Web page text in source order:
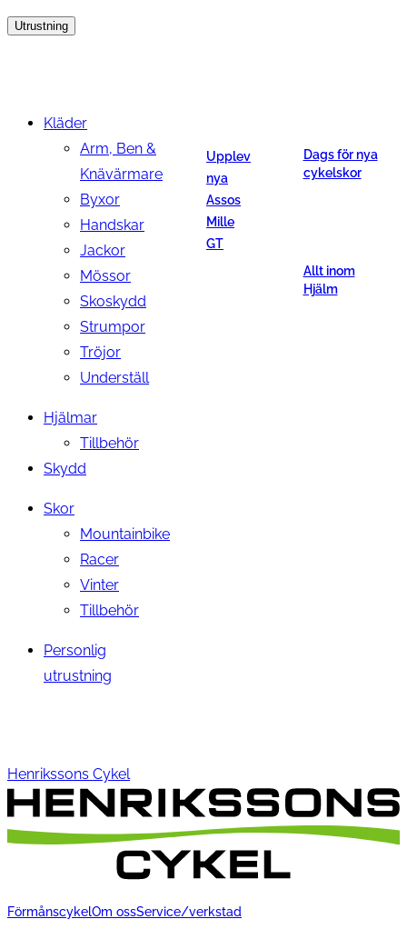
Utrustning
Kläder
Arm, Ben &
Knävärmare
Byxor
Handskar
Jackor
Mössor
Skoskydd
Strumpor
Tröjor
Underställ
Hjälmar
Tillbehör
Skydd
Skor
Mountainbike
Racer
Vinter
Tillbehör
Personlig
utrustning
Upplev
nya
Assos
Mille
GT
Dags för nya
cykelskor
Allt inom
Hjälm
Henrikssons Cykel
FörmånscykelOm ossService/verkstad